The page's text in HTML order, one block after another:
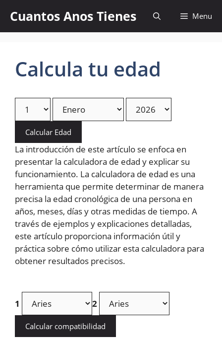
content
Cuantos Anos Tienes Menu
Calcula tu edad
Calcular Edad
La introducción de este artículo se enfoca en
presentar la calculadora de edad y explicar su
funcionamiento. La calculadora de edad es una
herramienta que permite determinar de manera
precisa la edad cronológica de una persona en
años, meses, días y otras medidas de tiempo. A
través de ejemplos y explicaciones detalladas,
este artículo proporciona información útil y
práctica sobre cómo utilizar esta calculadora para
obtener resultados precisos.
1 2
Calcular compatibilidad